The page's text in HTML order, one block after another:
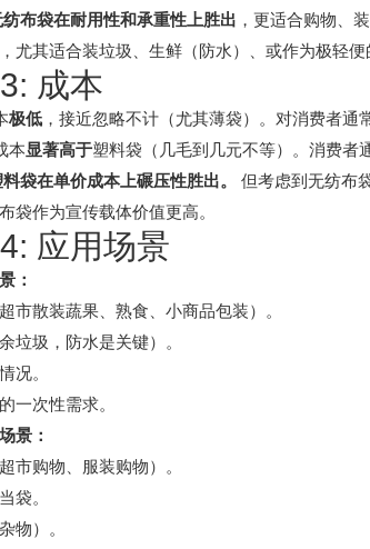
纺布袋在耐用性和承重性上胜出 ，更适合购物、
，尤其适合装垃圾、生鲜（防水）、或作为极轻便
成本
极低，接近忽略不计（尤其薄袋）。对消费者通
本显著高于塑料袋（几毛到几元不等）。消费者
袋在单价成本上碾压性胜出。 但考虑到无纺布
袋作为宣传载体价值更高。
应用场景
：
市散装蔬果、熟食、小商品包装）。
垃圾，防水是关键）。
况。
一次性需求。
景：
市购物、服装购物）。
袋。
物）。